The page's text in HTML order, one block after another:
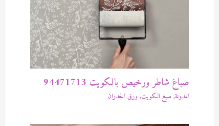
صباغ شاطر ورخيص بالكويت 94471713
المدونة, صبغ الكويت, ورق الجدران